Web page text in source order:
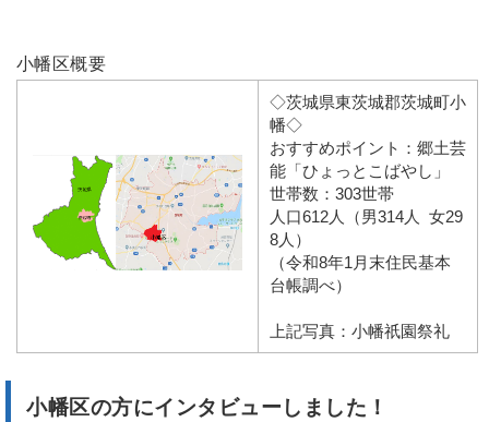
小幡区概要
◇茨城県東茨城郡茨城町小
幡◇
おすすめポイント：郷土芸
能「ひょっとこばやし」
世帯数：303世帯
人口612人（男314人 女29
8人）
（令和8年1月末住民基本
台帳調べ）
上記写真：小幡祇園祭礼
小幡区の方にインタビューしました！